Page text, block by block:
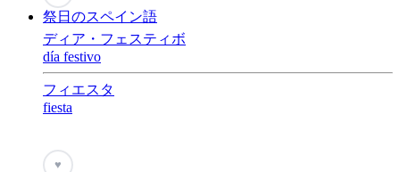
祭日のスペイン語
ディア・フェスティボ
día festivo
フィエスタ
fiesta
♥